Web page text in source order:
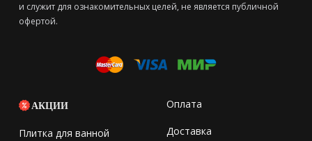
и служит для ознакомительных целей, не является публичной
офертой.
АКЦИИ
Плитка для ванной
Оплата
Доставка